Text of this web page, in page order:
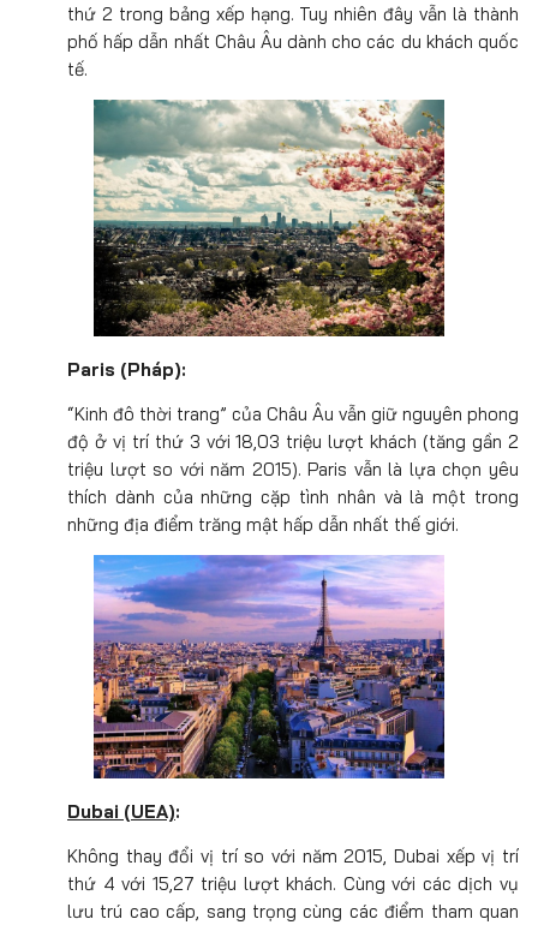
thứ 2 trong bảng xếp hạng. Tuy nhiên đây vẫn là thành
phố hấp dẫn nhất Châu Âu dành cho các du khách quốc
tế.
Paris (Pháp):
“Kinh đô thời trang” của Châu Âu vẫn giữ nguyên phong
độ ở vị trí thứ 3 với 18,03 triệu lượt khách (tăng gần 2
triệu lượt so với năm 2015). Paris vẫn là lựa chọn yêu
thích dành của những cặp tình nhân và là một trong
những địa điểm trăng mật hấp dẫn nhất thế giới.
Dubai (UEA):
Không thay đổi vị trí so với năm 2015, Dubai xếp vị trí
thứ 4 với 15,27 triệu lượt khách. Cùng với các dịch vụ
lưu trú cao cấp, sang trọng cùng các điểm tham quan